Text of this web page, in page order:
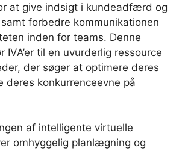
at give indsigt i kundeadfærd og
forbedre kommunikationen
inden for teams. Denne
IVA’er til en uvurderlig ressource
der søger at optimere deres
deres konkurrenceevne på
af intelligente virtuelle
omhyggelig planlægning og